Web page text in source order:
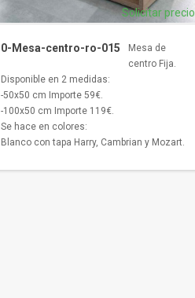
0-Mesa-centro-ro-015
Solicitar precio
Mesa de
centro Fija.
Disponible en 2 medidas:
-50x50 cm Importe 59€.
-100x50 cm Importe 119€.
Se hace en colores:
Blanco con tapa Harry, Cambrian y Mozart.